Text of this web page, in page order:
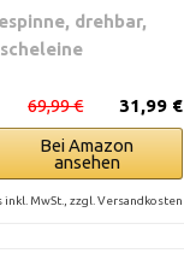
drehbar,
31,99 €
69,99 €
Bei Amazon
ansehen
inkl. MwSt., zzgl. Versandkosten